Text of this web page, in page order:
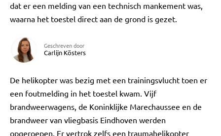
dat er een melding van een technisch mankement was,
waarna het toestel direct aan de grond is gezet.
Geschreven door
Carlijn Kösters
De helikopter was bezig met een trainingsvlucht toen er
een foutmelding in het toestel kwam. Vijf
brandweerwagens, de Koninklijke Marechaussee en de
brandweer van vliegbasis Eindhoven werden
opgeroepen. Er vertrok zelfs een traumahelikopter